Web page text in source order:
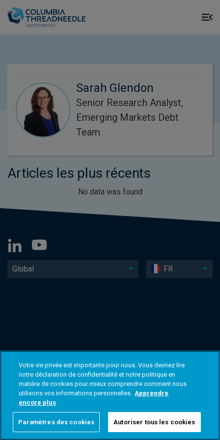
Sarah Glendon
Senior Research Analyst,
Emerging Markets Debt
Team
Articles les plus récents
No data was found
Global FR
Votre vie privée est importante pour nous. Vous devriez lire
notre déclaration de confidentialité et notre politique en
matière de cookies pour mieux comprendre comment nous
utilisons vos informations personnelles. Apprendre
encore plus
Paramètres des cookies Autoriser tous les cookies